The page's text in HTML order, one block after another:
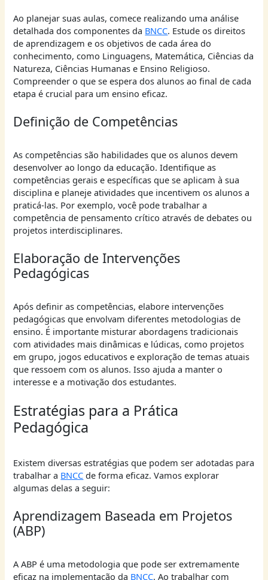
Ao planejar suas aulas, comece realizando uma análise
detalhada dos componentes da BNCC. Estude os direitos
de aprendizagem e os objetivos de cada área do
conhecimento, como Linguagens, Matemática, Ciências da
Natureza, Ciências Humanas e Ensino Religioso.
Compreender o que se espera dos alunos ao final de cada
etapa é crucial para um ensino eficaz.
Definição de Competências
As competências são habilidades que os alunos devem
desenvolver ao longo da educação. Identifique as
competências gerais e específicas que se aplicam à sua
disciplina e planeje atividades que incentivem os alunos a
praticá-las. Por exemplo, você pode trabalhar a
competência de pensamento crítico através de debates ou
projetos interdisciplinares.
Elaboração de Intervenções
Pedagógicas
Após definir as competências, elabore intervenções
pedagógicas que envolvam diferentes metodologias de
ensino. É importante misturar abordagens tradicionais
com atividades mais dinâmicas e lúdicas, como projetos
em grupo, jogos educativos e exploração de temas atuais
que ressoem com os alunos. Isso ajuda a manter o
interesse e a motivação dos estudantes.
Estratégias para a Prática
Pedagógica
Existem diversas estratégias que podem ser adotadas para
trabalhar a BNCC de forma eficaz. Vamos explorar
algumas delas a seguir:
Aprendizagem Baseada em Projetos
(ABP)
A ABP é uma metodologia que pode ser extremamente
eficaz na implementação da BNCC. Ao trabalhar com